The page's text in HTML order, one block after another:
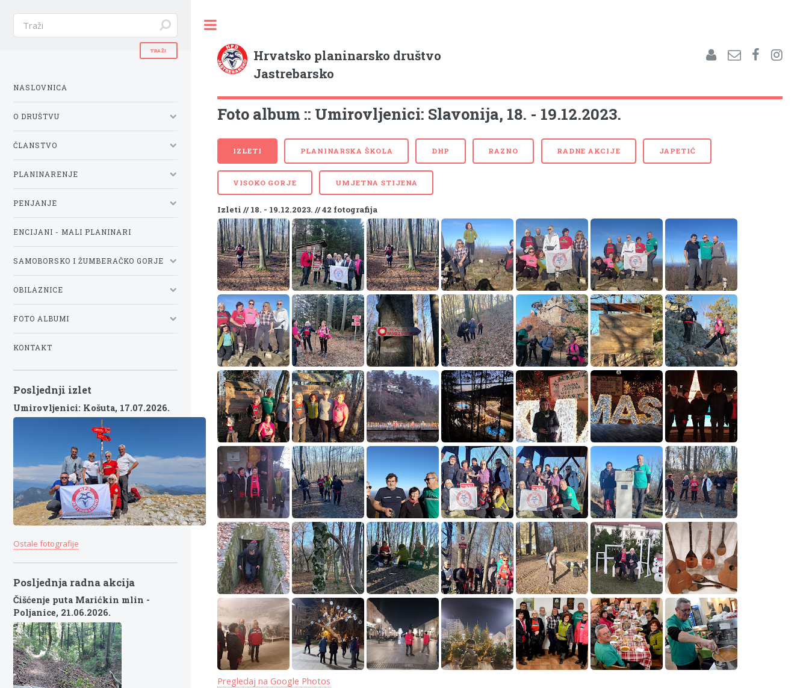
Hrvatsko planinarsko društvo
Jastrebarsko
Foto album :: Umirovljenici: Slavonija, 18. - 19.12.2023.
IZLETI PLANINARSKA ŠKOLA DHP RAZNO RADNE AKCIJE JAPETIĆ
VISOKO GORJE UMJETNA STIJENA
Izleti // 18. - 19.12.2023. // 42 fotografija
Pregledaj na Google Photos
NASLOVNICA
O DRUŠTVU
ČLANSTVO
PLANINARENJE
PENJANJE
ENCIJANI - MALI PLANINARI
SAMOBORSKO I ŽUMBERAČKO GORJE
OBILAZNICE
FOTO ALBUMI
KONTAKT
Posljednji izlet
Umirovljenici: Košuta, 17.07.2026.
Ostale fotografije
Posljednja radna akcija
Čišćenje puta Marićkin mlin -
Poljanice, 21.06.2026.